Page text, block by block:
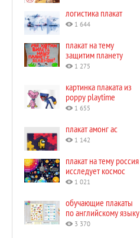
логистика плакат
1 644
плакат на тему
защитим планету
1 275
картинка плаката из
poppy playtime
1 655
плакат амонг ас
1 142
плакат на тему россия
исследует космос
1 021
обучающие плакаты
по английскому языку
3 370